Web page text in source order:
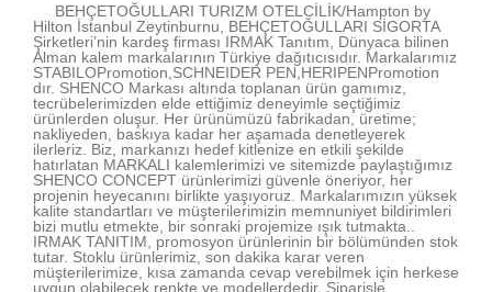
BEHÇETOĞULLARI TURIZM OTELCİLİK/Hampton by
Hilton İstanbul Zeytinburnu, BEHÇETOĞULLARI SİGORTA
Şirketleri’nin kardeş firması IRMAK Tanıtım, Dünyaca bilinen
Alman kalem markalarının Türkiye dağıtıcısıdır. Markalarımız
STABILOPromotion,SCHNEIDER PEN,HERIPENPromotion
dır. SHENCO Markası altında toplanan ürün gamımız,
tecrübelerimizden elde ettiğimiz deneyimle seçtiğimiz
ürünlerden oluşur. Her ürünümüzü fabrikadan, üretime;
nakliyeden, baskıya kadar her aşamada denetleyerek
ilerleriz. Biz, markanızı hedef kitlenize en etkili şekilde
hatırlatan MARKALI kalemlerimizi ve sitemizde paylaştığımız
SHENCO CONCEPT ürünlerimizi güvenle öneriyor, her
projenin heyecanını birlikte yaşıyoruz. Markalarımızın yüksek
kalite standartları ve müşterilerimizin memnuniyet bildirimleri
bizi mutlu etmekte, bir sonraki projemize ışık tutmakta..
IRMAK TANITIM, promosyon ürünlerinin bir bölümünden stok
tutar. Stoklu ürünlerimiz, son dakika karar veren
müşterilerimize, kısa zamanda cevap verebilmek için herkese
uygun olabilecek renkte ve modellerdedir. Siparişle